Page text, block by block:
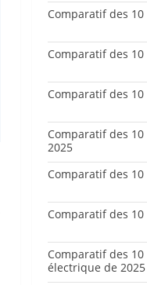
Comparatif des
Comparatif des
Comparatif des
Comparatif des
2025
Comparatif des
Comparatif des
Comparatif des
électrique de 2025